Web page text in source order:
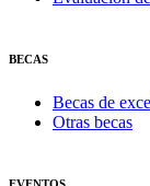
BECAS
Becas de
Otras becas